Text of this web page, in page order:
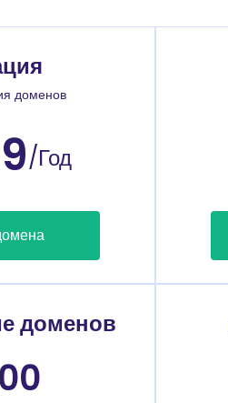
доменов
/Год
доменов